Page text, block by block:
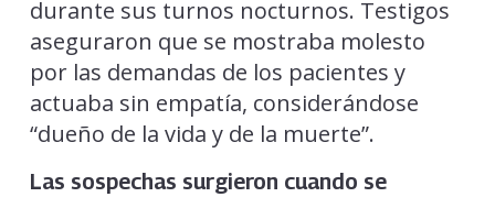
durante sus turnos nocturnos. Testigos
aseguraron que se mostraba molesto
por las demandas de los pacientes y
actuaba sin empatía, considerándose
“dueño de la vida y de la muerte”.
Las sospechas surgieron cuando se